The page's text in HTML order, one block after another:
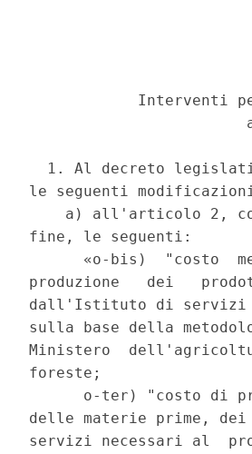
Interventi
1. Al decreto
le seguenti
a) all'articolo 2,
fine, le seguenti:
«o-bis)  "costo
produzione   dei
dall'Istituto di servizi
sulla base della
Ministero
foreste;
o-ter) "costo di
delle materie prime,
servizi necessari al